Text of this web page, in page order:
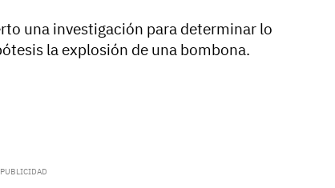
una investigación para determinar lo
la explosión de una bombona.